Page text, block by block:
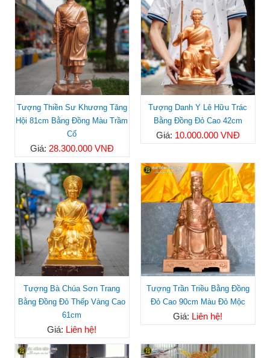
Tượng Thiền Sư Khương Tăng
Hội 81cm Bằng Đồng Màu Trầm
Cổ
Giá: 28.300.000 VNĐ
Tượng Danh Y Lê Hữu Trác
Bằng Đồng Đỏ Cao 42cm
Giá: 10.000.000 VNĐ
Tượng Bà Chúa Sơn Trang
Bằng Đồng Đỏ Thếp Vàng Cao
61cm
Giá: Liên hệ!
Tượng Trần Triều Bằng Đồng
Đỏ Cao 90cm Màu Đỏ Mộc
Giá: Liên hệ!